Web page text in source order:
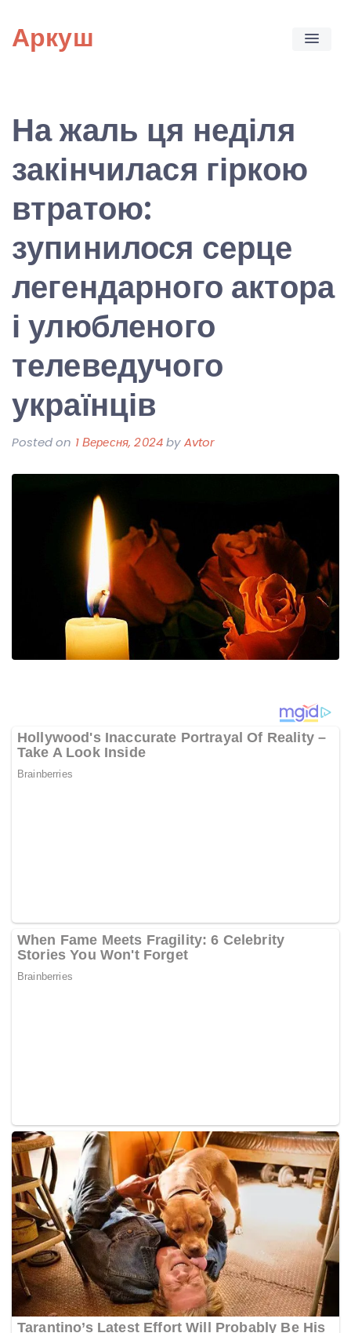
content
Аркуш
На жаль ця неділя
закінчилася гіркою
втратою:
зупинилося серце
легендарного актора
і улюбленого
телеведучого
українців
Posted on 1 Вересня, 2024byAvtor